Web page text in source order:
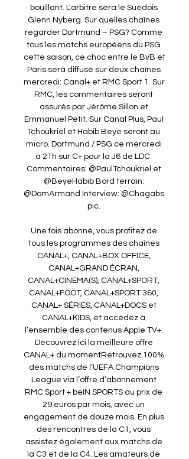
bouillant. L'arbitre sera le Suédois
Glenn Nyberg. Sur quelles chaînes
regarder Dortmund – PSG? Comme
tous les matchs européens du PSG
cette saison, ce choc entre le BvB et
Paris sera diffusé sur deux chaînes
mercredi: Canal+ et RMC Sport 1. Sur
RMC, les commentaires seront
assurés par Jérôme Sillon et
Emmanuel Petit. Sur Canal Plus, Paul
Tchoukriel et Habib Beye seront au
micro. Dortmund / PSG ce mercredi
à 21h sur C+ pour la J6 de LDC.
Commentaires: @PaulTchoukriel et
@BeyeHabib Bord terrain:
@DomArmand Interview: @Chagabs
pic.
Une fois abonné, vous profitez de
tous les programmes des chaînes
CANAL+, CANAL+BOX OFFICE,
CANAL+GRAND ÉCRAN,
CANAL+CINEMA(S), CANAL+SPORT,
CANAL+FOOT, CANAL+SPORT 360,
CANAL+ SÉRIES, CANAL+DOCS et
CANAL+KIDS, et accédez à
l’ensemble des contenus Apple TV+.
Découvrez ici la meilleure offre
CANAL+ du momentRetrouvez 100%
des matchs de l’UEFA Champions
League via l’offre d’abonnement
RMC Sport + beIN SPORTS au prix de
29 euros par mois, avec un
engagement de douze mois. En plus
des rencontres de la C1, vous
assistez également aux matchs de
la C3 et de la C4. Les amateurs de